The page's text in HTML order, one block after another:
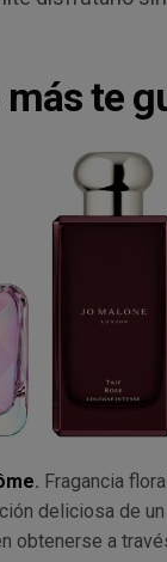
más te
. Fragancia
deliciosa de
obtenerse a